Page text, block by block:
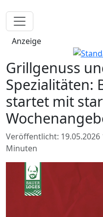
Anzeige
Grillgenuss
Spezialitäten:
startet mit
Veröffentlicht: 19.05.2026
Minuten